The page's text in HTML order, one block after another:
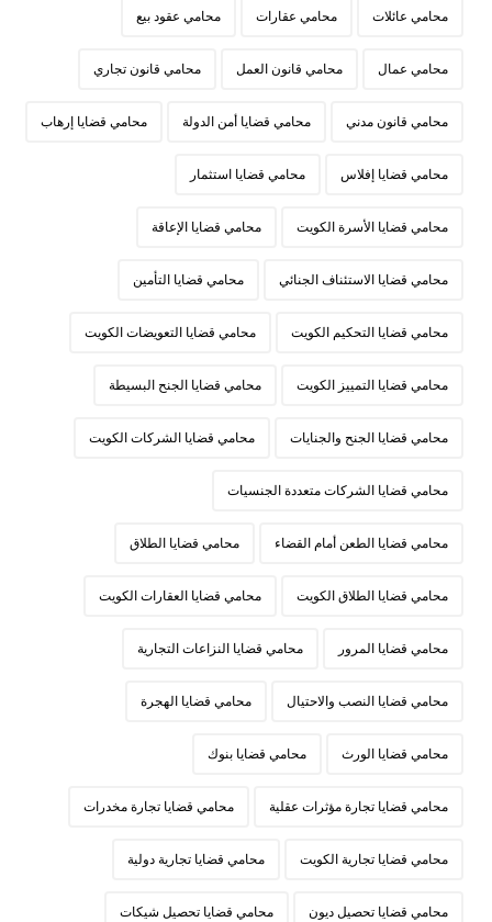
محامي عائلات محامي عقارات محامي عقود بيع
محامي عمال محامي قانون العمل محامي قانون تجاري
محامي قانون مدني محامي قضايا أمن الدولة محامي قضايا إرهاب
محامي قضايا إفلاس محامي قضايا استثمار
محامي قضايا الأسرة الكويت محامي قضايا الإعاقة
محامي قضايا الاستئناف الجنائي محامي قضايا التأمين
محامي قضايا التحكيم الكويت محامي قضايا التعويضات الكويت
محامي قضايا التمييز الكويت محامي قضايا الجنح البسيطة
محامي قضايا الجنح والجنايات محامي قضايا الشركات الكويت
محامي قضايا الشركات متعددة الجنسيات
محامي قضايا الطعن أمام القضاء محامي قضايا الطلاق
محامي قضايا الطلاق الكويت محامي قضايا العقارات الكويت
محامي قضايا المرور محامي قضايا النزاعات التجارية
محامي قضايا النصب والاحتيال محامي قضايا الهجرة
محامي قضايا الورث محامي قضايا بنوك
محامي قضايا تجارة مؤثرات عقلية محامي قضايا تجارة مخدرات
محامي قضايا تجارية الكويت محامي قضايا تجارية دولية
محامي قضايا تحصيل ديون محامي قضايا تحصيل شيكات